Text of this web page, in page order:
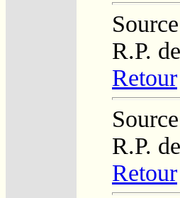
R.P.
Retour
R.P.
Retour